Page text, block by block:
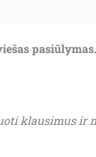
klausimus ir